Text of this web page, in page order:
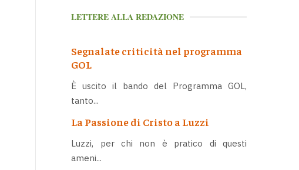
LETTERE ALLA REDAZIONE
Segnalate criticità nel programma
GOL
È uscito il bando del Programma GOL,
tanto...
La Passione di Cristo a Luzzi
Luzzi, per chi non è pratico di questi
ameni...